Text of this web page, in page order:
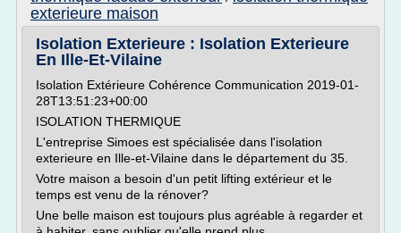
exterieure maison
Isolation Exterieure : Isolation Exterieure
En Ille-Et-Vilaine
Isolation Extérieure Cohérence Communication 2019-01-
28T13:51:23+00:00
ISOLATION THERMIQUE
L'entreprise Simoes est spécialisée dans l'isolation
exterieure en Ille-et-Vilaine dans le département du 35.
Votre maison a besoin d'un petit lifting extérieur et le
temps est venu de la rénover?
Une belle maison est toujours plus agréable à regarder et